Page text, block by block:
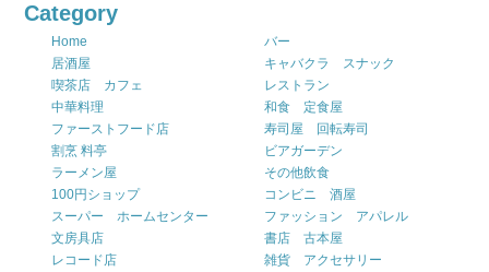
Category
Home
バー
居酒屋
キャバクラ スナック
喫茶店 カフェ
レストラン
中華料理
和食 定食屋
ファーストフード店
寿司屋 回転寿司
割烹 料亭
ビアガーデン
ラーメン屋
その他飲食
100円ショップ
コンビニ 酒屋
スーパー ホームセンター
ファッション アパレル
文房具店
書店 古本屋
レコード店
雑貨 アクセサリー